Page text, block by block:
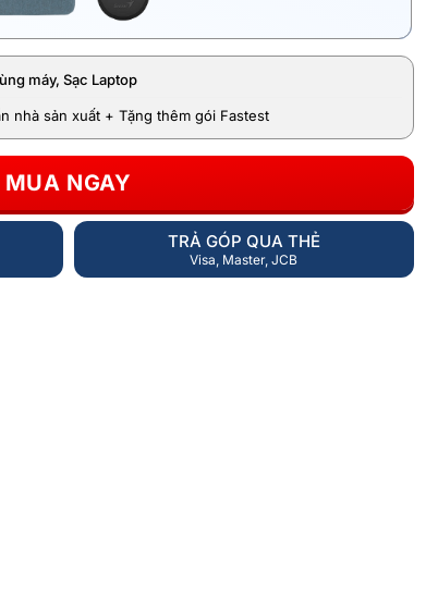
máy, Sạc Laptop
nhà sản xuất + Tặng thêm gói Fastest
MUA NGAY
TRẢ GÓP QUA THẺ
Visa, Master, JCB